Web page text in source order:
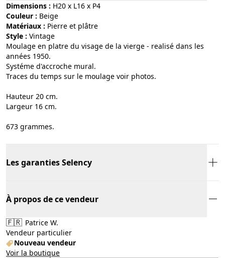
Dimensions : H20 x L16 x P4
Couleur :
beige
Matériaux :
pierre et plâtre
Style :
vintage
Moulage en platre du visage de la vierge - realisé dans les
années 1950.
Systéme d'accroche mural.
Traces du temps sur le moulage voir photos.
Hauteur 20 cm.
Largeur 16 cm.
673 grammes.
Les garanties Selency
À propos de ce vendeur
🇫🇷 Patrice W.
Vendeur particulier
Nouveau vendeur
Voir la boutique